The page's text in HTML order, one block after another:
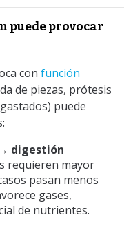
puede provocar
con función
de piezas, prótesis
puede
digestión
requieren mayor
pasan menos
gases,
de nutrientes.